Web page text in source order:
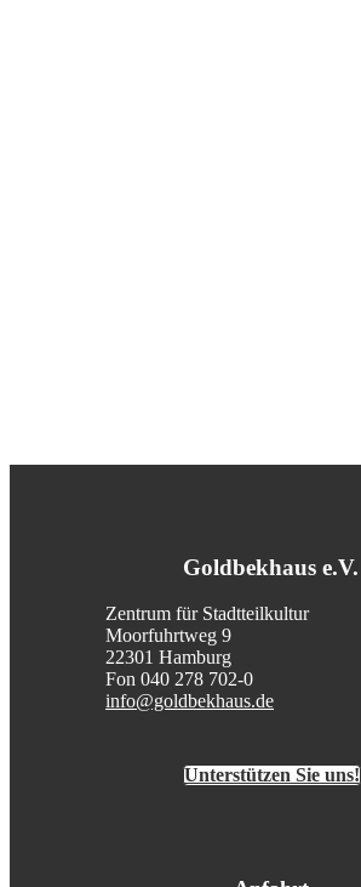
Goldbekhaus e.V.
Zentrum für Stadtteilkultur
Moorfuhrtweg 9
22301 Hamburg
Fon 040 278 702-0
info@goldbekhaus.de
Unterstützen Sie uns!